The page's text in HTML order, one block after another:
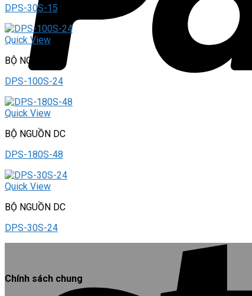
DPS-30S-15
Quick View
BỘ NGUỒN DC
DPS-100S-24
Quick View
BỘ NGUỒN DC
DPS-180S-48
Quick View
BỘ NGUỒN DC
DPS-30S-24
Chính sách chung